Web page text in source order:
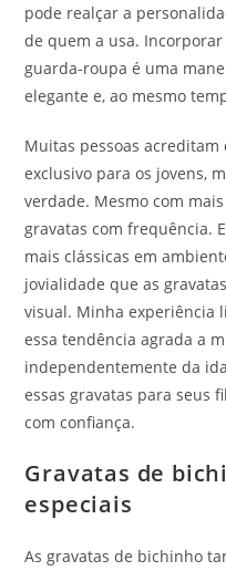
pode realçar a
de quem a usa.
guarda-roupa é uma
elegante e, ao mesmo
Muitas pessoas acreditam
exclusivo para os jovens,
verdade. Mesmo com
gravatas com frequência.
mais clássicas em
jovialidade que as
visual. Minha experiência
essa tendência agrada a
independentemente da
essas gravatas para seus
com confiança.
Gravatas de
especiais
As gravatas de bichinho